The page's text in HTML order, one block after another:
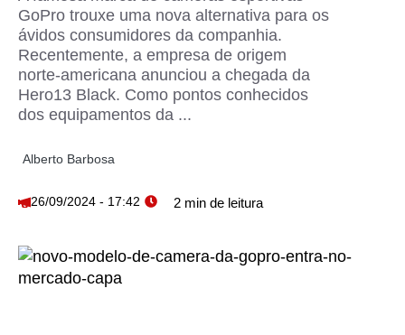
GoPro trouxe uma nova alternativa para os
ávidos consumidores da companhia.
Recentemente, a empresa de origem
norte-americana anunciou a chegada da
Hero13 Black. Como pontos conhecidos
dos equipamentos da ...
Alberto Barbosa
26/09/2024 - 17:42